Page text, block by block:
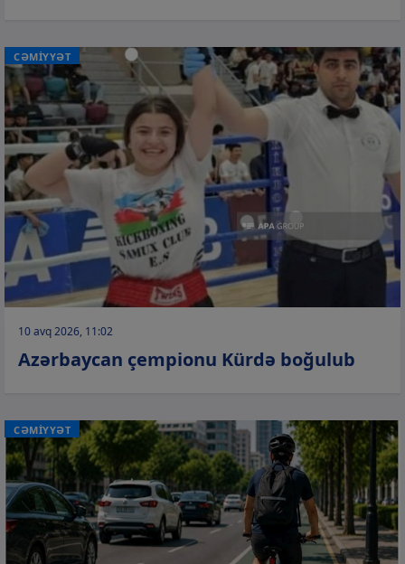
CƏMİYYƏT
10 avq 2026, 11:02
Azərbaycan çempionu Kürdə boğulub
CƏMİYYƏT